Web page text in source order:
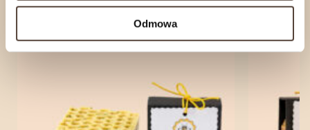
Odmowa